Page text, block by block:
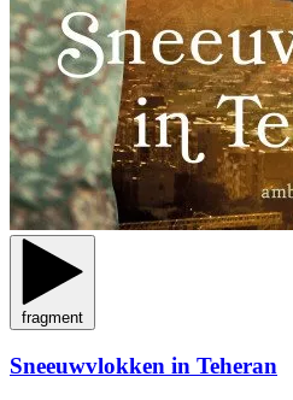
fragment
Sneeuwvlokken in Teheran